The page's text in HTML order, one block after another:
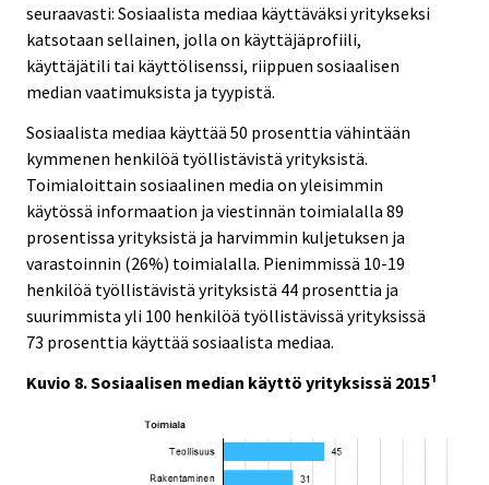
seuraavasti: Sosiaalista mediaa käyttäväksi yritykseksi
katsotaan sellainen, jolla on käyttäjäprofiili,
käyttäjätili tai käyttölisenssi, riippuen sosiaalisen
median vaatimuksista ja tyypistä.
Sosiaalista mediaa käyttää 50 prosenttia vähintään
kymmenen henkilöä työllistävistä yrityksistä.
Toimialoittain sosiaalinen media on yleisimmin
käytössä informaation ja viestinnän toimialalla 89
prosentissa yrityksistä ja harvimmin kuljetuksen ja
varastoinnin (26%) toimialalla. Pienimmissä 10-19
henkilöä työllistävistä yrityksistä 44 prosenttia ja
suurimmista yli 100 henkilöä työllistävissä yrityksissä
73 prosenttia käyttää sosiaalista mediaa.
Kuvio 8. Sosiaalisen median käyttö yrityksissä 2015¹